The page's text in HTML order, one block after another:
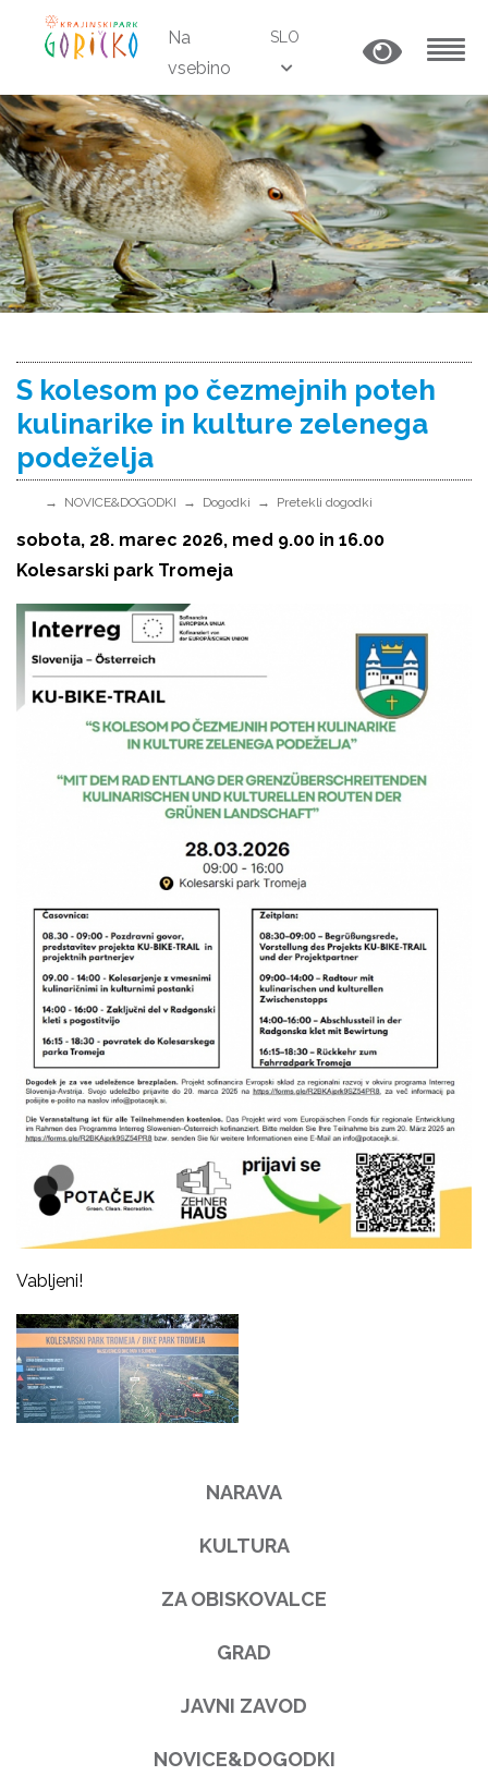
Na
vsebino
SLO
S kolesom po čezmejnih poteh
kulinarike in kulture zelenega
podeželja
NOVICE&DOGODKI Dogodki Pretekli dogodki
sobota, 28. marec 2026, med 9.00 in 16.00
Kolesarski park Tromeja
Vabljeni!
NARAVA
KULTURA
ZA OBISKOVALCE
GRAD
JAVNI ZAVOD
NOVICE&DOGODKI